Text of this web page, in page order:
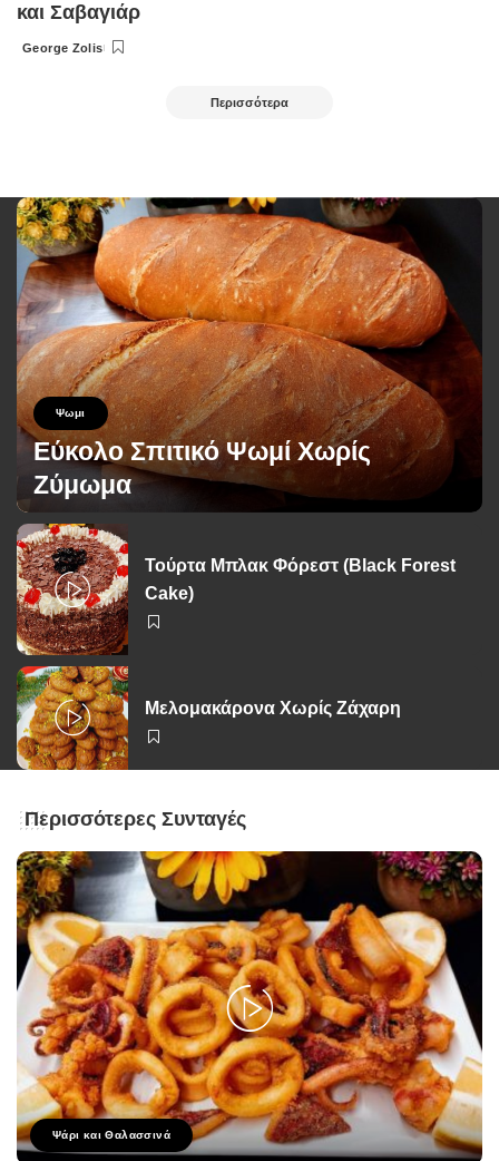
και Σαβαγιάρ
Posted
George Zolis
Περισσότερα
Ψωμι
Εύκολο Σπιτικό Ψωμί Χωρίς
Ζύμωμα
Posted
by
George Zolis
Τούρτα Μπλακ Φόρεστ (Black Forest
Cake)
Μελομακάρονα Χωρίς Ζάχαρη
Περισσότερες Συνταγές
Ψάρι και Θαλασσινά